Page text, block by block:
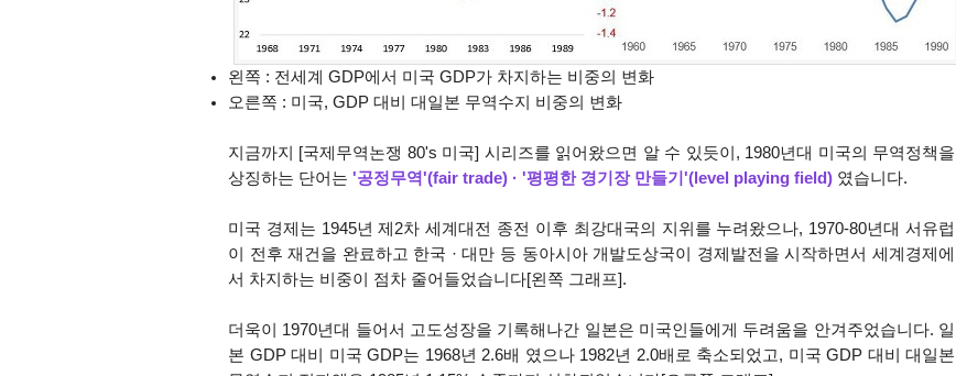
왼쪽 : 전세계 GDP에서 미국 GDP가 차지하는 비중의 변화
오른쪽 : 미국, GDP 대비 대일본 무역수지 비중의 변화
지금까지 [국제무역논쟁 80's 미국] 시리즈를 읽어왔으면 알 수 있듯이, 1980년대 미국의 무역정책을
상징하는 단어는 '공정무역'(fair trade) · '평평한 경기장 만들기'(level playing field) 였습니다.
미국 경제는 1945년 제2차 세계대전 종전 이후 최강대국의 지위를 누려왔으나, 1970-80년대 서유럽
이 전후 재건을 완료하고 한국 · 대만 등 동아시아 개발도상국이 경제발전을 시작하면서 세계경제에
서 차지하는 비중이 점차 줄어들었습니다[왼쪽 그래프].
더욱이 1970년대 들어서 고도성장을 기록해나간 일본은 미국인들에게 두려움을 안겨주었습니다. 일
본 GDP 대비 미국 GDP는 1968년 2.6배 였으나 1982년 2.0배로 축소되었고, 미국 GDP 대비 대일본